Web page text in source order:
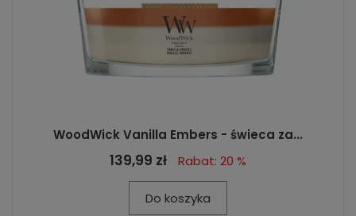
WoodWick Vanilla Embers - świeca za...
139,99 zł Rabat: 20 %
Do koszyka